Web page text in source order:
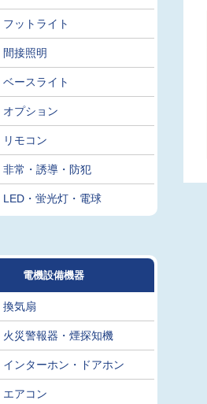
フットライト
間接照明
ベースライト
オプション
リモコン
非常・誘導・防犯
LED・蛍光灯・電球
電機設備機器
換気扇
火災警報器・煙探知機
インターホン・ドアホン
エアコン